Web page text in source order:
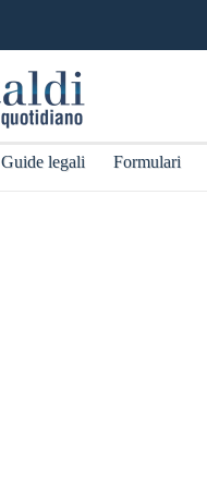
Guide legali Formulari